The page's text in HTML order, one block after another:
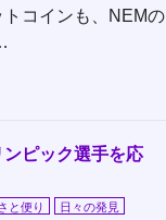
コインも、NEMの
ピック選手を応
と便り 日々の発見